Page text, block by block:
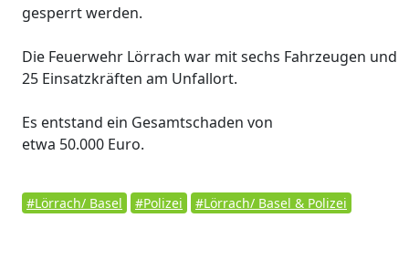
gesperrt werden.
Die Feuerwehr Lörrach war mit sechs Fahrzeugen und
25 Einsatzkräften am Unfallort.
Es entstand ein Gesamtschaden von
etwa 50.000 Euro.
#Lörrach/ Basel #Polizei #Lörrach/ Basel & Polizei